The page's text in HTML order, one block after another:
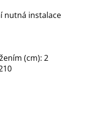
nutná instalace
(cm): 2